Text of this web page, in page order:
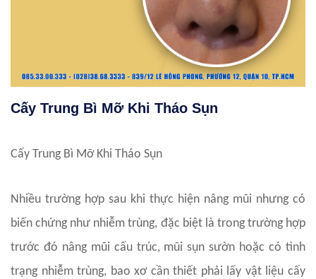
Cấy Trung Bì Mỡ Khi Tháo Sụn
Cấy Trung Bì Mỡ Khi Tháo Sụn
Nhiều trường hợp sau khi thực hiện nâng mũi nhưng có
biến chứng như nhiễm trùng, đặc biệt là trong trường hợp
trước đó nâng mũi cấu trúc, mũi sụn sườn hoặc có tình
trạng nhiễm trùng, bao xơ cần thiết phải lấy vật liệu cấy